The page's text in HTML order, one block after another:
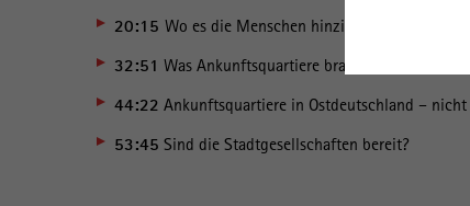
20:15 Wo es die Menschen hinzieht (und warum)
32:51 Was Ankunftsquartiere brauchen
44:22 Ankunftsquartiere in Ostdeutschland –
53:45 Sind die Stadtgesellschaften bereit?